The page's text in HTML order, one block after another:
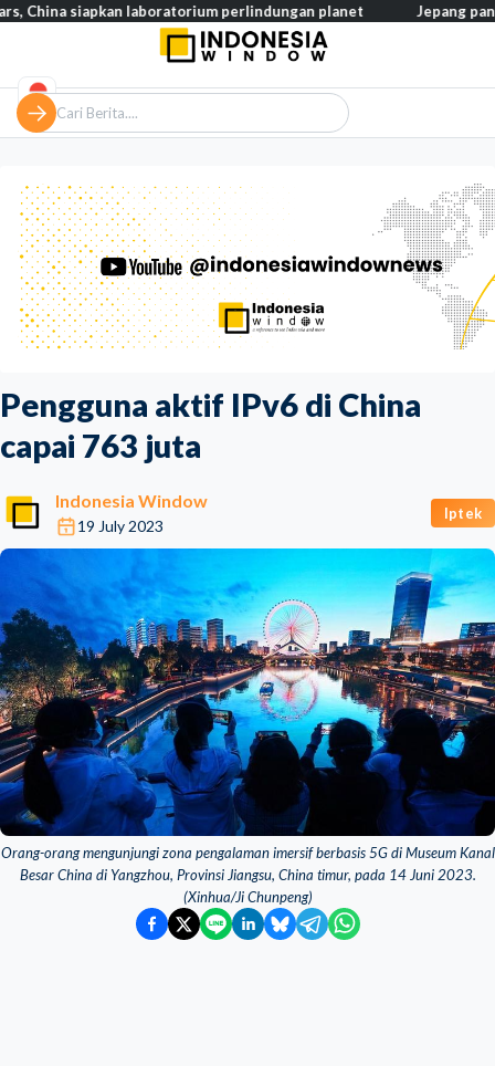
Pengguna aktif IPv6 di China
capai 763 juta
Indonesia Window
19 July 2023
Iptek
Orang-orang mengunjungi zona pengalaman imersif berbasis 5G di Museum Kanal
Besar China di Yangzhou, Provinsi Jiangsu, China timur, pada 14 Juni 2023.
(Xinhua/Ji Chunpeng)
siapkan laboratorium perlindungan planet Jepang pangkas